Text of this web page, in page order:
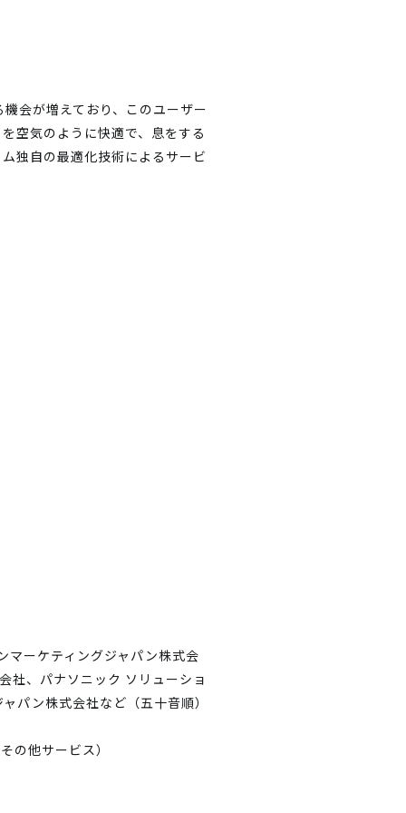
会が増えており、このユーザー
空気のように快適で、息をする
独自の最適化技術によるサービ
ーケティングジャパン株式会
社、パナソニック ソリューショ
パン株式会社など（五十音順）
の他サービス）